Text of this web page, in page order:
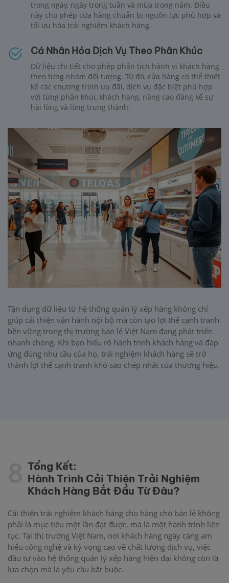
trong ngày, ngày trong tuần và mùa trong năm. Điều
này cho phép cửa hàng chuẩn bị nguồn lực phù hợp và
tối ưu hóa trải nghiệm khách hàng.
Cá Nhân Hóa Dịch Vụ Theo Phân Khúc
Dữ liệu chi tiết cho phép phân tích hành vi khách hàng
theo từng nhóm đối tượng. Từ đó, cửa hàng có thể thiết
kế các chương trình ưu đãi, dịch vụ đặc biệt phù hợp
với từng phân khúc khách hàng, nâng cao đáng kể sự
hài lòng và lòng trung thành.
Tận dụng dữ liệu từ hệ thống quản lý xếp hàng không chỉ
giúp cải thiện vận hành nội bộ mà còn tạo lợi thế cạnh tranh
bền vững trong thị trường bán lẻ Việt Nam đang phát triển
nhanh chóng. Khi bạn hiểu rõ hành trình khách hàng và đáp
ứng đúng nhu cầu của họ, trải nghiệm khách hàng sẽ trở
thành lợi thế cạnh tranh khó sao chép nhất của thương hiệu.
Tổng Kết:
Hành Trình Cải Thiện Trải Nghiệm
Khách Hàng Bắt Đầu Từ Đâu?
Cải thiện trải nghiệm khách hàng cho hàng chờ bán lẻ không
phải là mục tiêu một lần đạt được, mà là một hành trình liên
tục. Tại thị trường Việt Nam, nơi khách hàng ngày càng am
hiểu công nghệ và kỳ vọng cao về chất lượng dịch vụ, việc
đầu tư vào hệ thống quản lý xếp hàng hiện đại không còn là
lựa chọn mà là yêu cầu bắt buộc.